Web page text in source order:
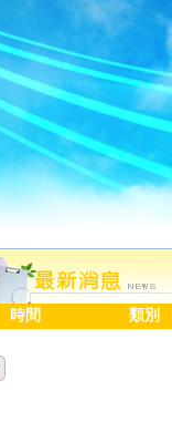
時間 類別